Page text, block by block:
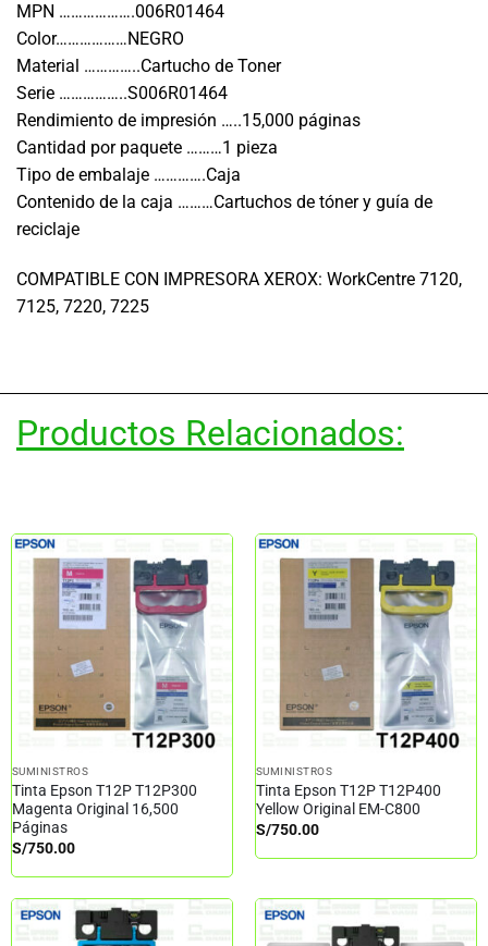
MPN ……………….006R01464
Color………………NEGRO
Material …………..Cartucho de Toner
Serie ……………..S006R01464
Rendimiento de impresión …..15,000 páginas
Cantidad por paquete ………1 pieza
Tipo de embalaje ………….Caja
Contenido de la caja ………Cartuchos de tóner y guía de
reciclaje
COMPATIBLE CON IMPRESORA XEROX: WorkCentre 7120,
7125, 7220, 7225
Productos Relacionados:
SUMINISTROS
Tinta Epson T12P T12P300
Magenta Original 16,500
Páginas
S/750.00
SUMINISTROS
Tinta Epson T12P T12P400
Yellow Original EM-C800
S/750.00